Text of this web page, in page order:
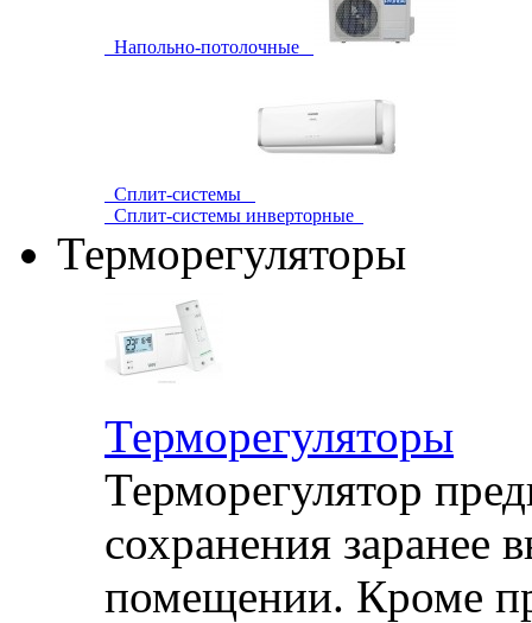
Напольно-потолочные
Сплит-системы
Сплит-системы инверторные
Терморегуляторы
Терморегуляторы
Терморегулятор
сохранения заранее
помещении. Кроме